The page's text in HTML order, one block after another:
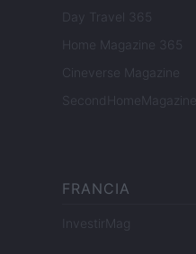
Day Travel 365
Home Magazine 365
Cineverse Magazine
SecondHomeMagazine
FRANCIA
InvestirMag